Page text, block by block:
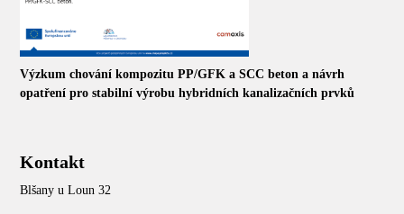
Výzkum chování kompozitu PP/GFK a SCC beton a návrh
opatření pro stabilní výrobu hybridních kanalizačních prvků
Kontakt
Blšany u Loun 32